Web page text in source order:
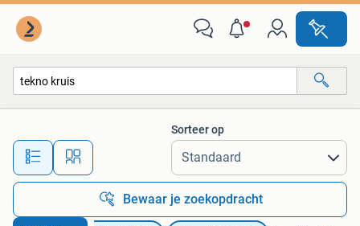
Alle afstanden…
Sorteer op
Bewaar je zoekopdracht